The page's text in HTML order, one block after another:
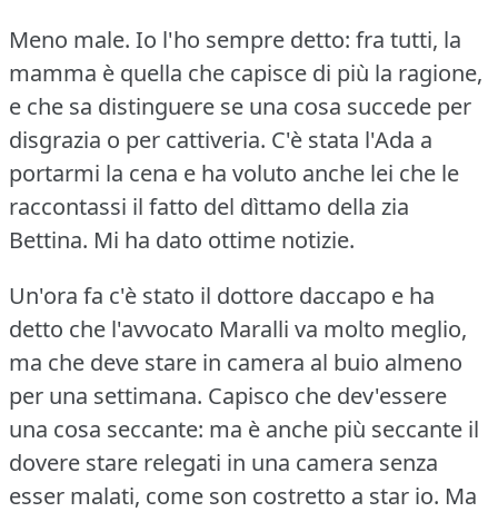
Meno male. Io l'ho sempre detto: fra tutti, la
mamma è quella che capisce di più la ragione,
e che sa distinguere se una cosa succede per
disgrazia o per cattiveria. C'è stata l'Ada a
portarmi la cena e ha voluto anche lei che le
raccontassi il fatto del dìttamo della zia
Bettina. Mi ha dato ottime notizie.
Un'ora fa c'è stato il dottore daccapo e ha
detto che l'avvocato Maralli va molto meglio,
ma che deve stare in camera al buio almeno
per una settimana. Capisco che dev'essere
una cosa seccante: ma è anche più seccante il
dovere stare relegati in una camera senza
esser malati, come son costretto a star io. Ma